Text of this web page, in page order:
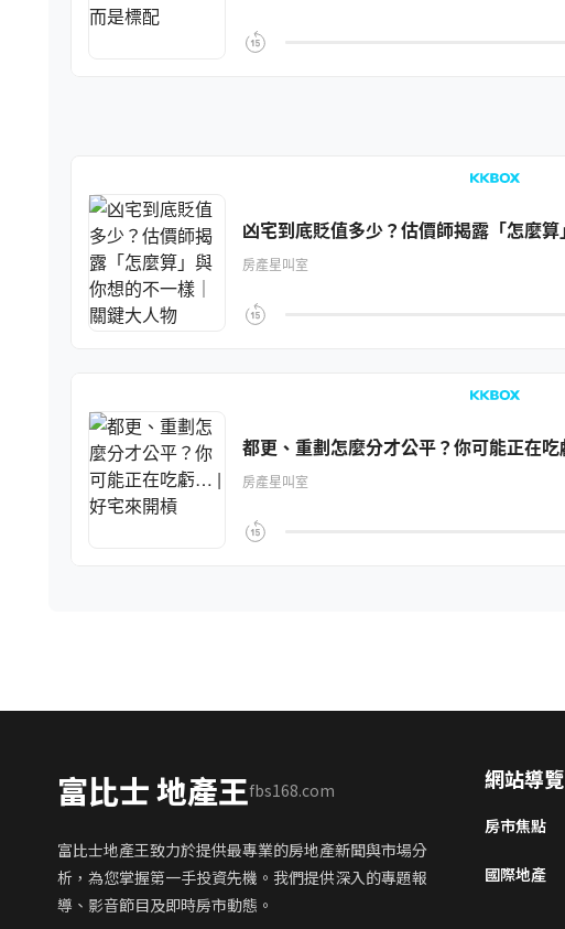
富比士 地產王fbs168.com
富比士地產王致力於提供最專業的房地產新聞與市場分
析，為您掌握第一手投資先機。我們提供深入的專題報
導、影音節目及即時房市動態。
網站導覽
房市焦點
國際地產